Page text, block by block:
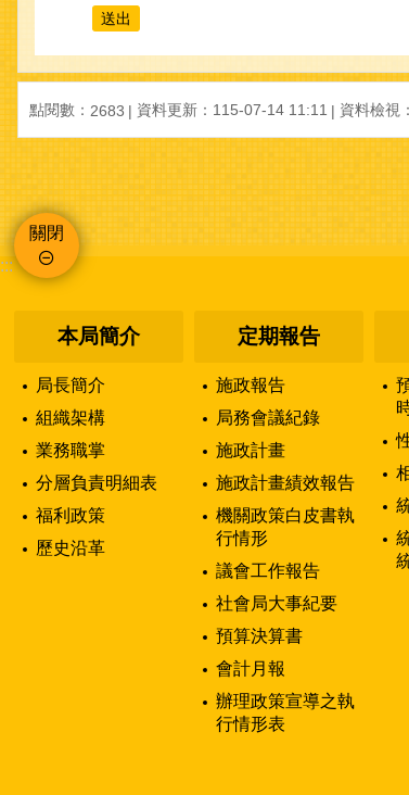
點閱數： 2683 資料更新：115-07-14 11:11 資料檢視
關閉
:::
本局簡介
局長簡介
組織架構
業務職掌
分層負責明細表
福利政策
歷史沿革
定期報告
施政報告
局務會議紀錄
施政計畫
施政計畫績效報告
機關政策白皮書執
行情形
議會工作報告
社會局大事紀要
預算決算書
會計月報
辦理政策宣導之執
行情形表